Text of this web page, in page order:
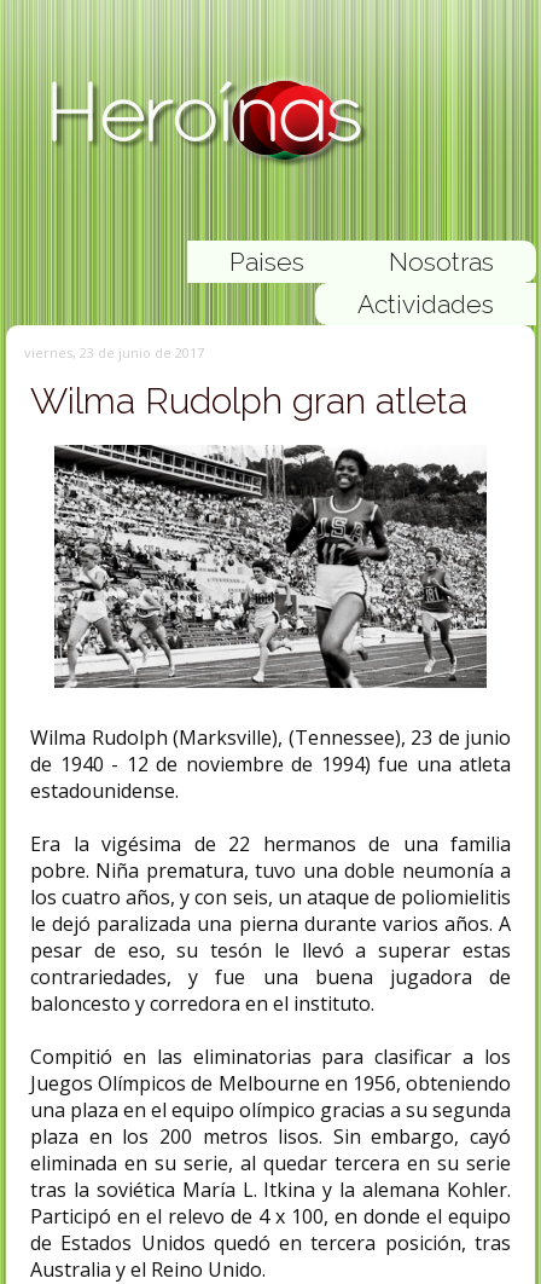
Nosotras
Paises
Actividades
viernes, 23 de junio de 2017
Wilma Rudolph gran atleta
Wilma Rudolph (Marksville), (Tennessee), 23 de junio
de 1940 - 12 de noviembre de 1994) fue una atleta
estadounidense.
Era la vigésima de 22 hermanos de una familia
pobre. Niña prematura, tuvo una doble neumonía a
los cuatro años, y con seis, un ataque de poliomielitis
le dejó paralizada una pierna durante varios años. A
pesar de eso, su tesón le llevó a superar estas
contrariedades, y fue una buena jugadora de
baloncesto y corredora en el instituto.
Compitió en las eliminatorias para clasificar a los
Juegos Olímpicos de Melbourne en 1956, obteniendo
una plaza en el equipo olímpico gracias a su segunda
plaza en los 200 metros lisos. Sin embargo, cayó
eliminada en su serie, al quedar tercera en su serie
tras la soviética María L. Itkina y la alemana Kohler.
Participó en el relevo de 4 x 100, en donde el equipo
de Estados Unidos quedó en tercera posición, tras
Australia y el Reino Unido.